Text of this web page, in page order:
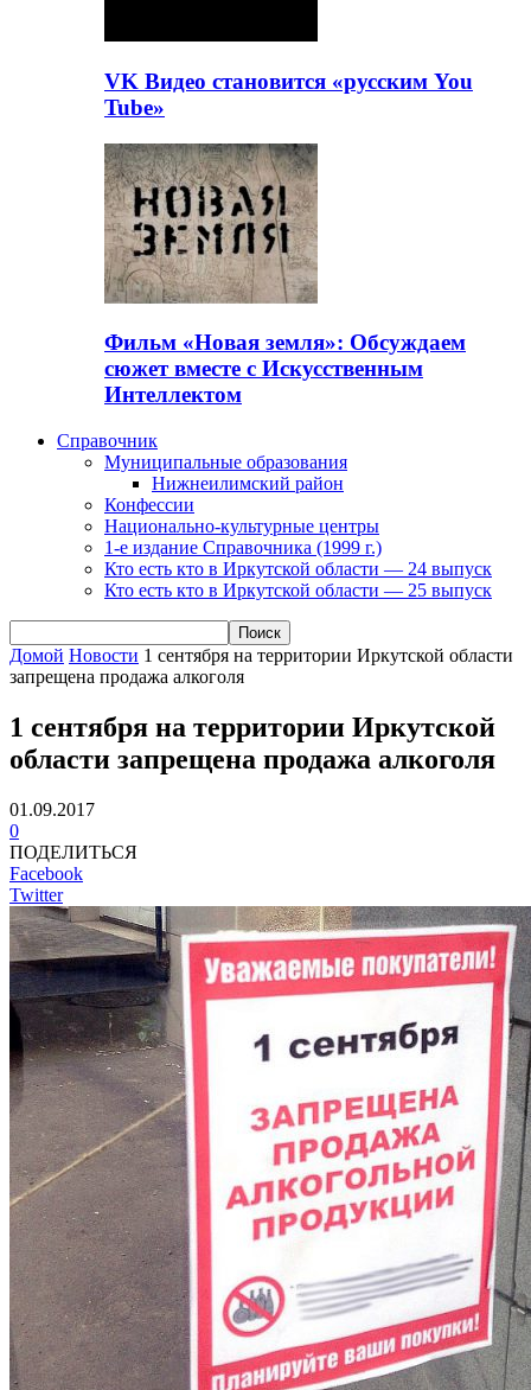
VK Видео становится «русским You
Tube»
Фильм «Новая земля»: Обсуждаем
сюжет вместе с Искусственным
Интеллектом
Справочник
Муниципальные образования
Нижнеилимский район
Конфессии
Национально-культурные центры
1-е издание Справочника (1999 г.)
Кто есть кто в Иркутской области — 24 выпуск
Кто есть кто в Иркутской области — 25 выпуск
Домой Новости 1 сентября на территории Иркутской области
запрещена продажа алкоголя
1 сентября на территории Иркутской
области запрещена продажа алкоголя
01.09.2017
0
ПОДЕЛИТЬСЯ
Facebook
Twitter